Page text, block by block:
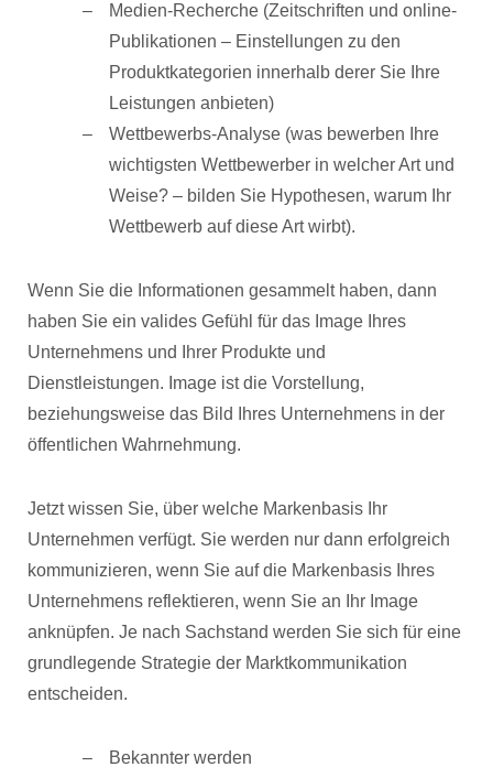
Medien-Recherche (Zeitschriften und online-
Publikationen – Einstellungen zu den
Produktkategorien innerhalb derer Sie Ihre
Leistungen anbieten)
Wettbewerbs-Analyse (was bewerben Ihre
wichtigsten Wettbewerber in welcher Art und
Weise? – bilden Sie Hypothesen, warum Ihr
Wettbewerb auf diese Art wirbt).
Wenn Sie die Informationen gesammelt haben, dann
haben Sie ein valides Gefühl für das Image Ihres
Unternehmens und Ihrer Produkte und
Dienstleistungen. Image ist die Vorstellung,
beziehungsweise das Bild Ihres Unternehmens in der
öffentlichen Wahrnehmung.
Jetzt wissen Sie, über welche Markenbasis Ihr
Unternehmen verfügt. Sie werden nur dann erfolgreich
kommunizieren, wenn Sie auf die Markenbasis Ihres
Unternehmens reflektieren, wenn Sie an Ihr Image
anknüpfen. Je nach Sachstand werden Sie sich für eine
grundlegende Strategie der Marktkommunikation
entscheiden.
Bekannter werden